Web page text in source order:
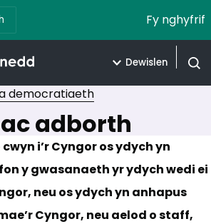
Fy nghyfrif
Dewislen
democratiaeth
adborth
i’r Cyngor os ydych yn
y gwasanaeth yr ydych wedi ei
neu os ydych yn anhapus
Cyngor, neu aelod o staff,